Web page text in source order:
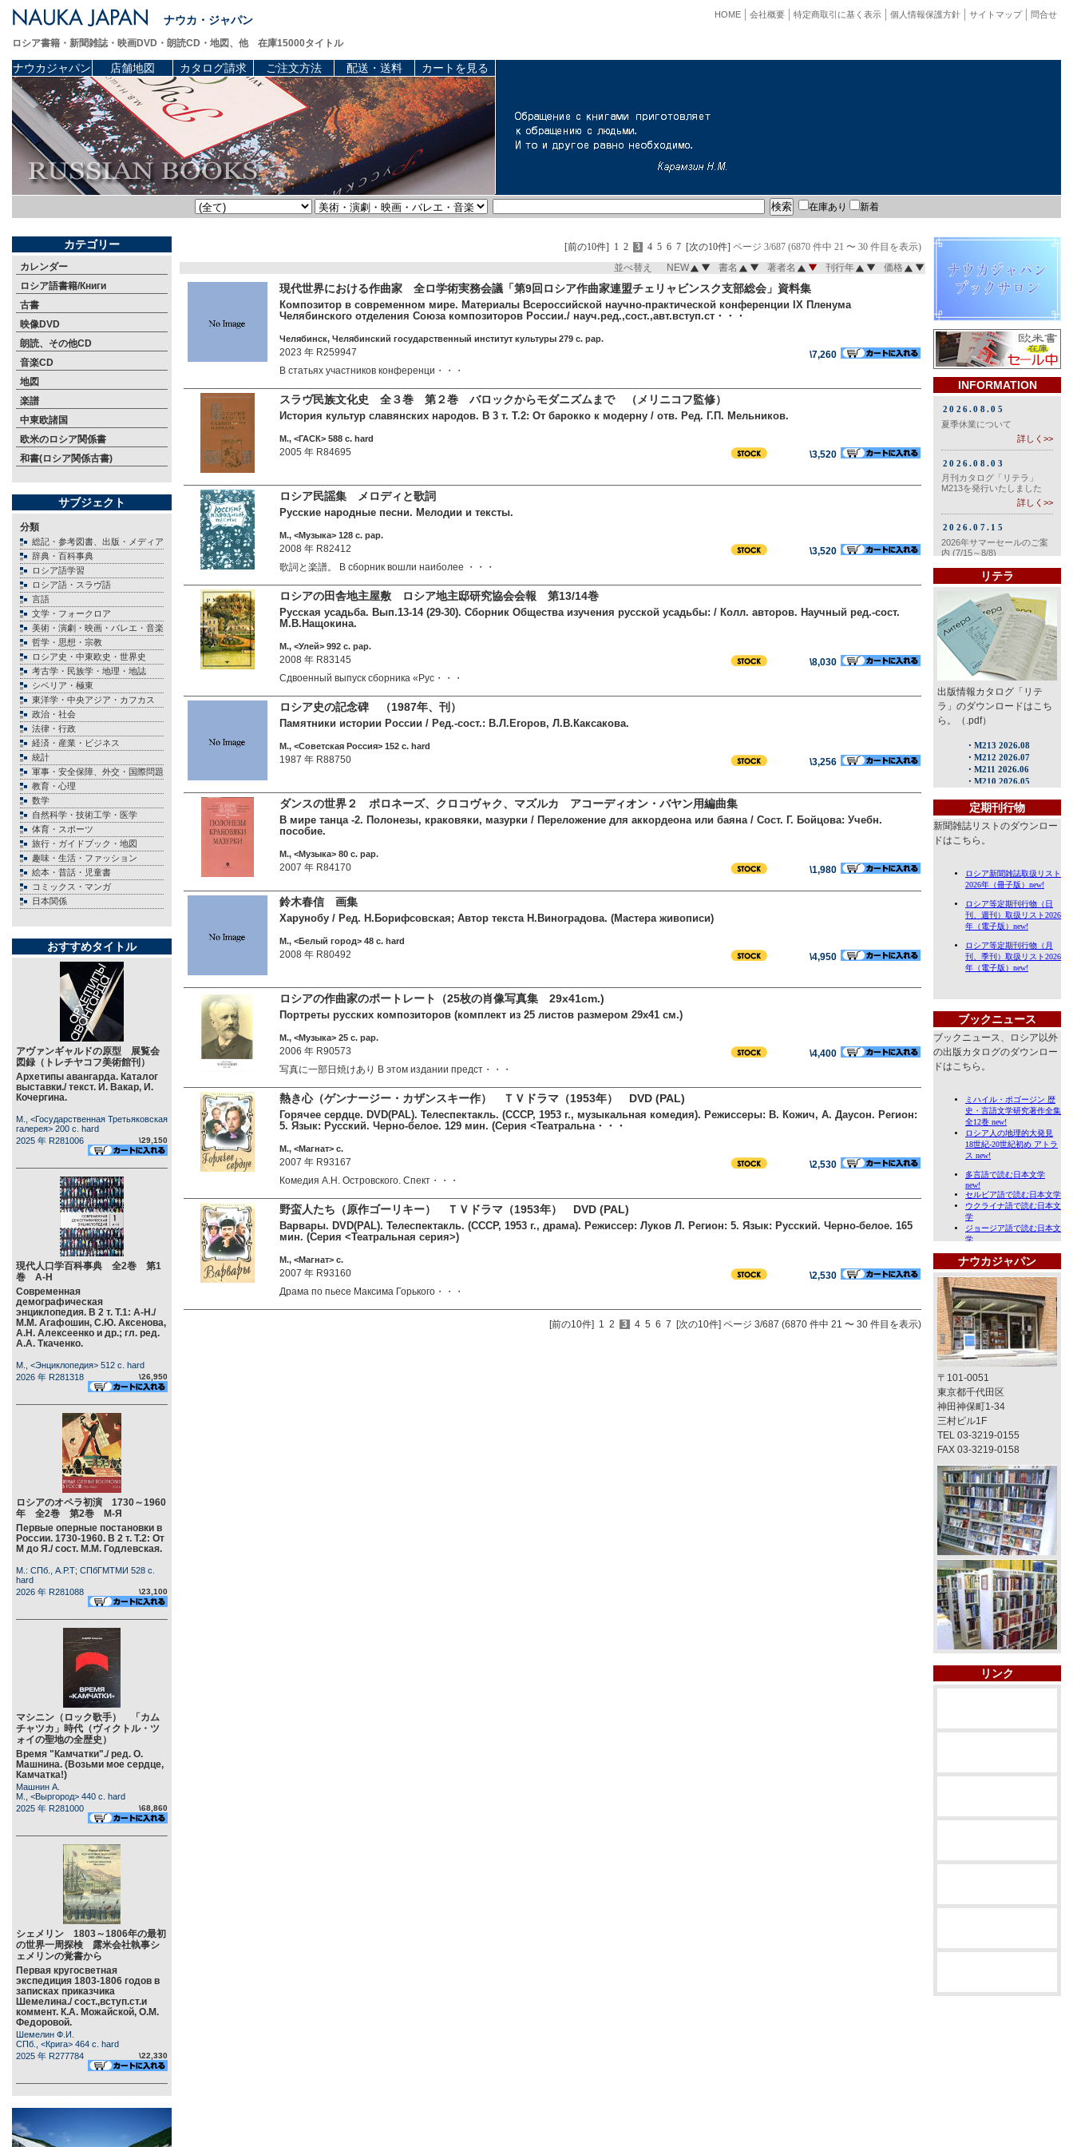
ナウカ・ジャパン 問合せ
サイトマップ
個人情報保護方針
特定商取引に基く表示
会社概要
HOME
ロシア書籍・新聞雑誌・映画DVD・朗読CD・地図、他 在庫15000タイトル
ナウカジャパン 店舗地図 カタログ請求 ご注文方法 配送・送料 カートを見る
在庫あり 新着
カテゴリー
カレンダー
ロシア語書籍/Книги
古書
映像DVD
朗読、その他CD
音楽CD
地図
楽譜
中東欧諸国
欧米のロシア関係書
和書(ロシア関係古書)
サブジェクト
分類
総記・参考図書、出版・メディア
辞典・百科事典
ロシア語学習
ロシア語・スラヴ語
言語
文学・フォークロア
美術・演劇・映画・バレエ・音楽
哲学・思想・宗教
ロシア史・中東欧史・世界史
考古学・民族学・地理・地誌
シベリア・極東
東洋学・中央アジア・カフカス
政治・社会
法律・行政
経済・産業・ビジネス
統計
軍事・安全保障、外交・国際問題
教育・心理
数学
自然科学・技術工学・医学
体育・スポーツ
旅行・ガイドブック・地図
趣味・生活・ファッション
絵本・昔話・児童書
コミックス・マンガ
日本関係
おすすめタイトル
アヴァンギャルドの原型 展覧会
図録（トレチヤコフ美術館刊）
Архетипы авангарда. Каталог
выставки./ текст. И. Вакар, И.
Кочергина.
М., <Государственная Третьяковская
галерея> 200 c. hard
2025 年 R281006
\29,150
現代人口学百科事典 全2巻 第1
巻 А-Н
Современная
демографическая
энциклопедия. В 2 т. Т.1: А-Н./
М.М. Агафошин, С.Ю. Аксенова,
А.Н. Алексеенко и др.; гл. ред.
А.А. Ткаченко.
М., <Энциклопедия> 512 c. hard
2026 年 R281318
\26,950
ロシアのオペラ初演 1730～1960
年 全2巻 第2巻 М-Я
Первые оперные постановки в
России. 1730-1960. В 2 т. Т.2: От
М до Я./ сост. М.М. Годлевская.
М.: СПб., А.Р.Т; СПбГМТМИ 528 c.
hard
2026 年 R281088
\23,100
マシニン（ロック歌手） 「カム
チャツカ」時代（ヴィクトル・ツ
ォイの聖地の全歴史）
Время "Камчатки"./ ред. О.
Машнина. (Возьми мое сердце,
Камчатка!)
Машнин А.
М., <Выргород> 440 c. hard
2025 年 R281000
\68,860
シェメリン 1803～1806年の最初
の世界一周探検 露米会社執事シ
ェメリンの覚書から
Первая кругосветная
экспедиция 1803-1806 годов в
записках приказчика
Шемелина./ сост.,вступ.ст.и
коммент. К.А. Можайской, О.М.
Федоровой.
Шемелин Ф.И.
СПб., <Крига> 464 c. hard
2025 年 R277784
\22,330
[前の10件] 1 2 3 4 5 6 7 [次の10件] ページ 3/687 (6870 件中 21 〜 30 件目を表示)
並べ替え NEW 書名 著者名 刊行年 価格
現代世界における作曲家 全ロ学術実務会議「第9回ロシア作曲家連盟チェリャビンスク支部総会」資料集
Композитор в современном мире. Материалы Всероссийской научно-практической конференции IX Пленума
Челябинского отделения Союза композиторов России./ науч.ред.,сост.,авт.вступ.ст・・・
Челябинск, Челябинский государственный институт культуры 279 c. pap.
2023 年 R259947
\7,260
В статьях участников конференци・・・
スラヴ民族文化史 全３巻 第２巻 バロックからモダニズムまで （メリニコフ監修）
История культур славянских народов. В 3 т. Т.2: От барокко к модерну / отв. Ред. Г.П. Мельников.
М., <ГАСК> 588 c. hard
2005 年 R84695 \3,520
ロシア民謡集 メロディと歌詞
Русские народные песни. Мелодии и тексты.
М., <Музыка> 128 c. pap.
2008 年 R82412
\3,520
歌詞と楽譜。 В сборник вошли наиболее ・・・
ロシアの田舎地主屋敷 ロシア地主邸研究協会会報 第13/14巻
Русская усадьба. Вып.13-14 (29-30). Сборник Общества изучения русской усадьбы: / Колл. авторов. Научный ред.-сост.
М.В.Нащокина.
М., <Улей> 992 c. pap.
2008 年 R83145
\8,030
Сдвоенный выпуск сборника «Рус・・・
ロシア史の記念碑 （1987年、刊）
Памятники истории России / Ред.-сост.: В.Л.Егоров, Л.В.Каксакова.
М., <Советская Россия> 152 c. hard
1987 年 R88750 \3,256
ダンスの世界２ ポロネーズ、クロコヴャク、マズルカ アコーディオン・バヤン用編曲集
В мире танца -2. Полонезы, краковяки, мазурки / Переложение для аккордеона или баяна / Сост. Г. Бойцова: Учебн.
пособие.
М., <Музыка> 80 c. pap.
2007 年 R84170 \1,980
鈴木春信 画集
Харунобу / Ред. Н.Борифсовская; Автор текста Н.Виноградова. (Мастера живописи)
М., <Белый город> 48 c. hard
2008 年 R80492 \4,950
ロシアの作曲家のポートレート（25枚の肖像写真集 29х41cm.)
Портреты русских композиторов (комплект из 25 листов размером 29х41 см.)
М., <Музыка> 25 c. pap.
2006 年 R90573
\4,400
写真に一部日焼けあり В этом издании предст・・・
熱き心（ゲンナージー・カザンスキー作） ＴＶドラマ（1953年） DVD (PAL)
Горячее сердце. DVD(PAL). Телеспектакль. (СССР, 1953 г., музыкальная комедия). Режиссеры: В. Кожич, А. Даусон. Регион:
5. Язык: Русский. Черно-белое. 129 мин. (Серия <Театральна・・・
М., <Магнат> c.
2007 年 R93167
\2,530
Комедия А.Н. Островского. Спект・・・
野蛮人たち（原作ゴーリキー） ＴＶドラマ（1953年） DVD (PAL)
Варвары. DVD(PAL). Телеспектакль. (СССР, 1953 г., драма). Режиссер: Луков Л. Регион: 5. Язык: Русский. Черно-белое. 165
мин. (Серия <Театральная серия>)
М., <Магнат> c.
2007 年 R93160
\2,530
Драма по пьесе Максима Горького・・・
[前の10件] 1 2 3 4 5 6 7 [次の10件] ページ 3/687 (6870 件中 21 〜 30 件目を表示)
INFORMATION
リテラ
出版情報カタログ「リテ
ラ」のダウンロードはこち
ら。（.pdf）
定期刊行物
新聞雑誌リストのダウンロー
ドはこちら。
ブックニュース
ブックニュース、ロシア以外
の出版カタログのダウンロー
ドはこちら。
ナウカジャパン
〒101-0051
東京都千代田区
神田神保町1-34
三村ビル1F
TEL 03-3219-0155
FAX 03-3219-0158
リンク